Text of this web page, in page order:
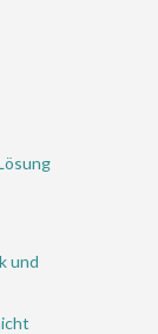
und